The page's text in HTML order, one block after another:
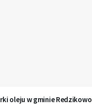
oleju w gminie Redzikowo